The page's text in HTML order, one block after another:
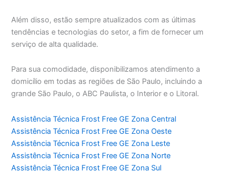
Além disso, estão sempre atualizados com as últimas
tendências e tecnologias do setor, a fim de fornecer um
serviço de alta qualidade.
Para sua comodidade, disponibilizamos atendimento a
domicílio em todas as regiões de São Paulo, incluindo a
grande São Paulo, o ABC Paulista, o Interior e o Litoral.
Assistência Técnica Frost Free GE Zona Central
Assistência Técnica Frost Free GE Zona Oeste
Assistência Técnica Frost Free GE Zona Leste
Assistência Técnica Frost Free GE Zona Norte
Assistência Técnica Frost Free GE Zona Sul